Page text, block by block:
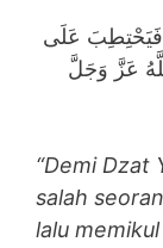
فَيَحْتِطِبَ عَلَى
عَزَّ وَجَلَّ
“Demi Dzat
salah
lalu